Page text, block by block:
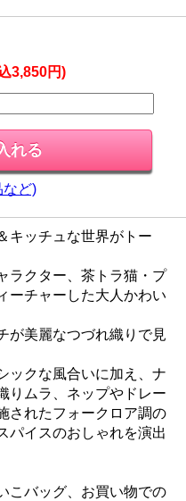
3,850円)
など)
キッチュな世界がトー
ラクター、茶トラ猫・プ
ーチャーした大人かわい
が美麗なつづれ織りで見
ックな風合いに加え、ナ
りムラ、ネップやドレー
されたフォークロア調の
パイスのおしゃれを演出
こバッグ、お買い物での